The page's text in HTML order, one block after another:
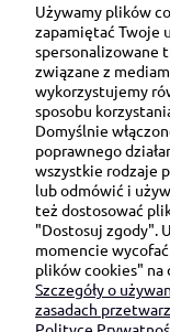
Ul.
Używamy plików
zapamiętać Twoje
spersonalizowane
związane z
wykorzystujemy
sposobu
Domyślnie
poprawnego
wszystkie rodzaje
lub odmówić i
też dostosować
"Dostosuj zgody".
momencie
plików cookies" na
Szczegóły o
zasadach